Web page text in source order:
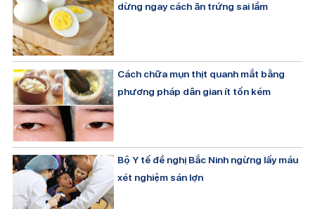
dừng ngay cách ăn trứng sai lầm
Cách chữa mụn thịt quanh mắt bằng
phương pháp dân gian ít tốn kém
Bộ Y tế đề nghị Bắc Ninh ngừng lấy máu
xét nghiệm sán lợn